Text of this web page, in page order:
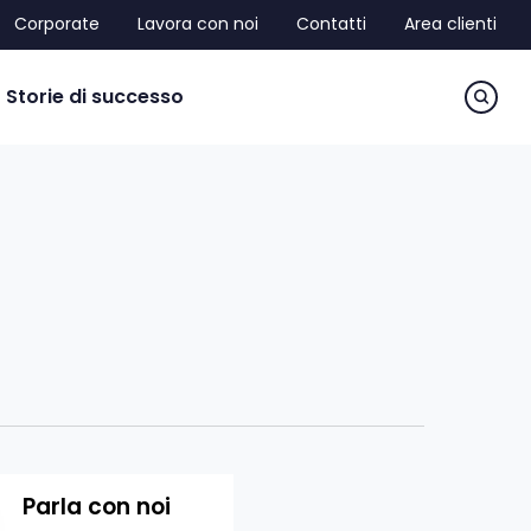
Corporate Lavora con noi Contatti Area clienti
Storie di successo
Parla con noi